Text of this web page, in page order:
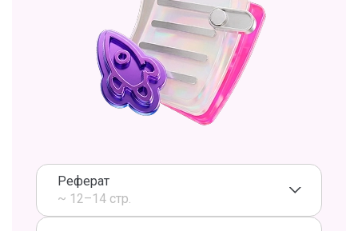
Реферат
~ 12–14 стр.